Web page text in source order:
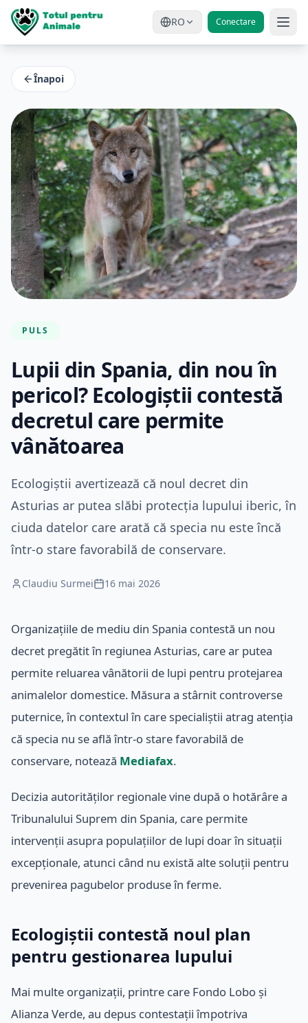
RO Conectare
Înapoi
PULS
Lupii din Spania, din nou în
pericol? Ecologiștii contestă
decretul care permite
vânătoarea
Ecologiștii avertizează că noul decret din
Asturias ar putea slăbi protecția lupului iberic, în
ciuda datelor care arată că specia nu este încă
într-o stare favorabilă de conservare.
Claudiu Surmei 16 mai 2026
Organizațiile de mediu din Spania contestă un nou
decret pregătit în regiunea Asturias, care ar putea
permite reluarea vânătorii de lupi pentru protejarea
animalelor domestice. Măsura a stârnit controverse
puternice, în contextul în care specialiștii atrag atenția
că specia nu se află într-o stare favorabilă de
conservare, notează Mediafax.
Decizia autorităților regionale vine după o hotărâre a
Tribunalului Suprem din Spania, care permite
intervenții asupra populațiilor de lupi doar în situații
excepționale, atunci când nu există alte soluții pentru
prevenirea pagubelor produse în ferme.
Ecologiștii contestă noul plan
pentru gestionarea lupului
Mai multe organizații, printre care Fondo Lobo și
Alianza Verde, au depus contestații împotriva